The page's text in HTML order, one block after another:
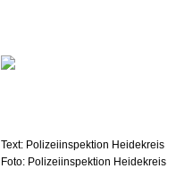
Text: Polizeiinspektion Heidekreis
Foto: Polizeiinspektion Heidekreis